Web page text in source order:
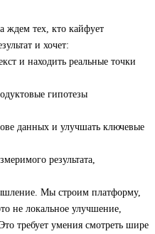
тех, кто кайфует
и хочет:
и находить реальные точки
гипотезы
данных и улучшать ключевые
результата,
Мы строим платформу,
не локальное улучшение,
требует умения смотреть шире